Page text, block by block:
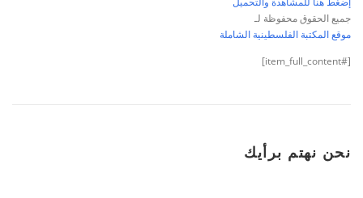
جميع الحقوق محفوظة لـ
موقع المكتبة الفلسطينية الشاملة
[#item_full_content]
نحن نهتم برأيك